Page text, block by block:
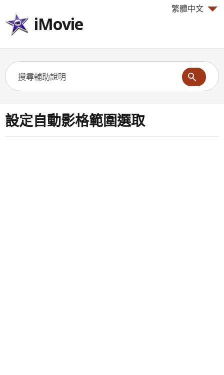
繁體中文
iMovie
設定自動影格範圍選取